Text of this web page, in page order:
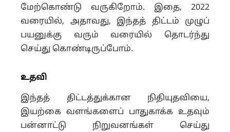
மேற்கொண்டு வருகிறோம். இதை, 2022
வரையில், அதாவது, இந்தத் திட்டம் முழுப்
பயனுக்கு வரும் வரையில் தொடர்ந்து
செய்து கொண்டிருப்போம்.
உதவி
இந்தத் திட்டத்துக்கான நிதியுதவியை,
இயற்கை வளங்களைப் பாதுகாக்க உதவும்
பன்னாட்டு நிறுவனங்கள் செய்து